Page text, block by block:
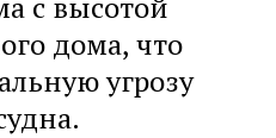
дома, что
угрозу